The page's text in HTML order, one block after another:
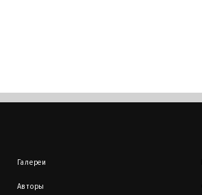
Галереи
Авторы